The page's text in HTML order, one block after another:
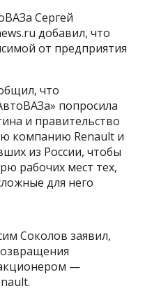
Сергей
добавил, что
от предприятия
что
попросила
и правительство
компанию Renault и
из России, чтобы
рабочих мест тех,
для него
Соколов заявил,
—